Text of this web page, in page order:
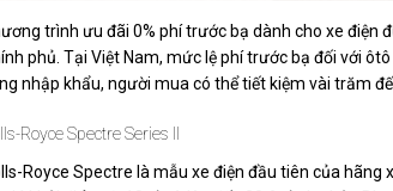
trình ưu đãi 0% phí trước bạ dành cho xe điện
phủ. Tại Việt Nam, mức lệ phí trước bạ đối với
nhập khẩu, người mua có thể tiết kiệm vài trăm
Royce Spectre Series II
Royce Spectre là mẫu xe điện đầu tiên của